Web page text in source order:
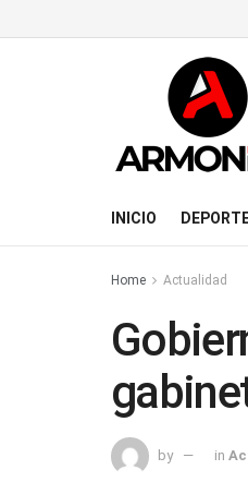
INICIO
Home Actualidad
by in